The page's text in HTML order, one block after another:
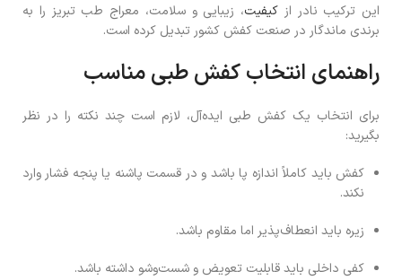
این ترکیب نادر از کیفیت، زیبایی و سلامت، معراج طب تبریز را به
برندی ماندگار در صنعت کفش کشور تبدیل کرده است.
راهنمای انتخاب کفش طبی مناسب
برای انتخاب یک کفش طبی ایده‌آل، لازم است چند نکته را در نظر
بگیرید:
کفش باید کاملاً اندازه پا باشد و در قسمت پاشنه یا پنجه فشار وارد
نکند.
زیره باید انعطاف‌پذیر اما مقاوم باشد.
کفی داخلی باید قابلیت تعویض و شست‌وشو داشته باشد.